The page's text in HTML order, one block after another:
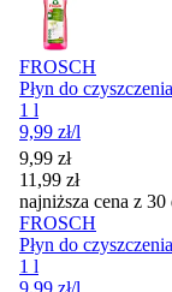
FROSCH
Płyn do
1 l
9,99 zł/l
Cena promocyjna
9,99 zł
11,99 zł
najniższa cena z
FROSCH
Płyn do
1 l
9,99 zł/l